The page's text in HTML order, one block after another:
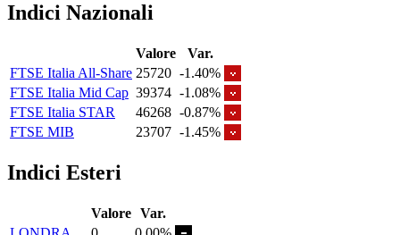
Indici Nazionali
Valore
Var.
FTSE Italia All-Share 25720 -1.40%
FTSE Italia Mid Cap 39374 -1.08%
FTSE Italia STAR
46268 -0.87%
FTSE MIB
23707 -1.45%
Indici Esteri
Valore Var.